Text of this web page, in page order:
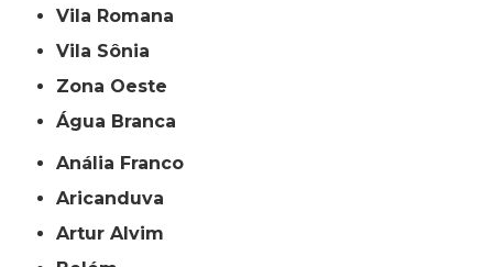
Vila Romana
Vila Sônia
Zona Oeste
Água Branca
Anália Franco
Aricanduva
Artur Alvim